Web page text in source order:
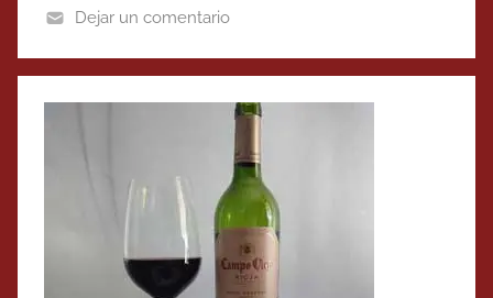
Dejar un comentario